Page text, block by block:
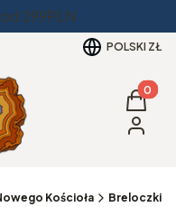
299PLN
POLSKI ZŁ
Koszyk
Kościoła Breloczki